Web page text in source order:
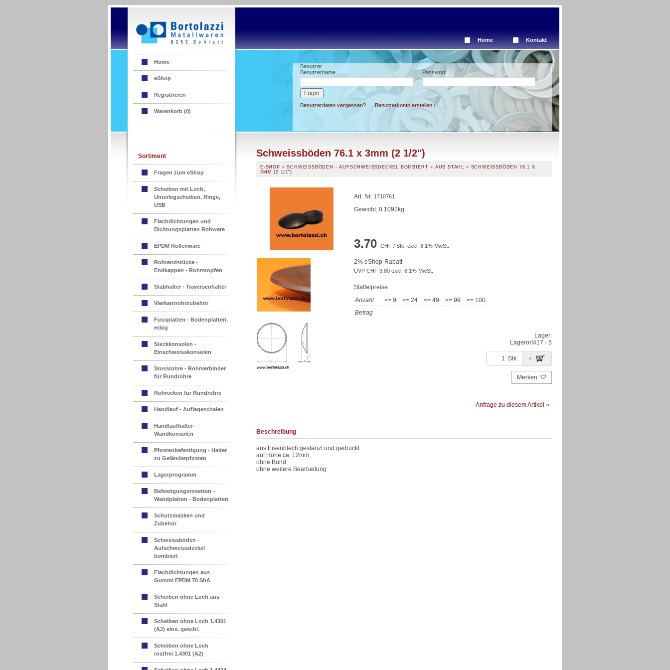
Home Kontakt
Home
eShop
Registrieren
Warenkorb (0)
Benutzer
Benutzername
Passwort
Benutzerdaten vergessen? Benutzerkonto erstellen ›
Sortiment
Fragen zum eShop
Scheiben mit Loch,
Unterlegscheiben, Ringe,
USB
Flachdichtungen und
Dichtungsplatten Rohware
EPDM Rollenware
Rohrendstücke -
Endkappen - Rohrstopfen
Stabhalter - Traversenhalter
Vierkantrohrzubehör
Fussplatten - Bodenplatten,
eckig
Steckkonsolen -
Einschweisskonsolen
Stossrohre - Rohrverbinder
für Rundrohre
Rohrecken für Rundrohre
Handlauf - Auflageschalen
Handlaufhalter -
Wandkonsolen
Pfostenbefestigung - Halter
zu Geländerpfosten
Lagerprogramm
Befestigungsrosetten -
Wandplatten - Bodenplatten
Schutzmasken und
Zubehör
Schweissböden -
Aufschweissdeckel
bombiert
Flachdichtungen aus
Gummi EPDM 70 ShA
Scheiben ohne Loch aus
Stahl
Scheiben ohne Loch 1.4301
(A2) eins. geschl.
Scheiben ohne Loch
rostfrei 1.4301 (A2)
Schweissböden 76.1 x 3mm (2 1/2")
E-SHOP »SCHWEISSBÖDEN - AUFSCHWEISSDECKEL BOMBIERT » AUS STAHL » SCHWEISSBÖDEN 76.1 X
3MM (2 1/2")
Art. Nr: 1710761
Gewicht: 0.1092kg
3.70 CHF / Stk. exkl. 8.1% MwSt.
2% eShop-Rabatt
UVP CHF 3.80 exkl. 8.1% MwSt.
Staffelpreise
Anzahl
<= 9 <= 24 <= 49 <= 99
<= 100
Betrag
Lager:
Lagerort417 - 5
Stk.
Merken
Anfrage zu diesem Artikel »
Beschreibung
aus Eisenblech gestanzt und gedrückt
auf Höhe ca. 12mm
ohne Bund
ohne weitere Bearbeitung